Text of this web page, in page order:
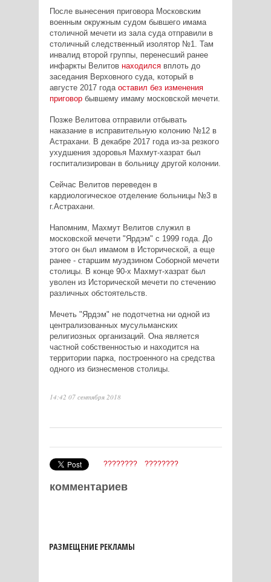
После вынесения приговора Московским
военным окружным судом бывшего имама
столичной мечети из зала суда отправили в
столичный следственный изолятор №1. Там
инвалид второй группы, перенесший ранее
инфаркты Велитов находилсявплоть до
заседания Верховного суда, который в
августе 2017 года оставил без изменения
приговорбывшему имаму московской мечети.
Позже Велитова отправили отбывать
наказание в исправительную колонию №12 в
Астрахани. В декабре 2017 года из-за резкого
ухудшения здоровья Махмут-хазрат был
госпитализирован в больницу другой колонии.
Сейчас Велитов переведен в
кардиологическое отделение больницы №3 в
г.Астрахани.
Напомним, Махмут Велитов служил в
московской мечети "Ярдэм" с 1999 года. До
этого он был имамом в Исторической, а еще
ранее - старшим муэдзином Соборной мечети
столицы. В конце 90-х Махмут-хазрат был
уволен из Исторической мечети по стечению
различных обстоятельств.
Мечеть "Ярдэм" не подотчетна ни одной из
централизованных мусульманских
религиозных организаций. Она является
частной собственностью и находится на
территории парка, построенного на средства
одного из бизнесменов столицы.
14:42 07 сентября 2018
???????? ????????
комментариев
РАЗМЕЩЕНИЕ РЕКЛАМЫ